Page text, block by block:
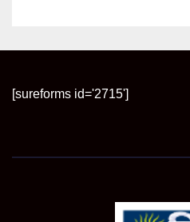
[sureforms id='2715']